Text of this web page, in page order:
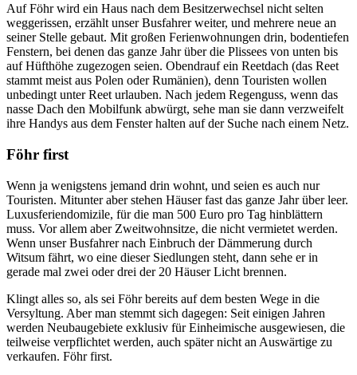
Auf Föhr wird ein Haus nach dem Besitzerwechsel nicht selten
weggerissen, erzählt unser Busfahrer weiter, und mehrere neue an
seiner Stelle gebaut. Mit großen Ferienwohnungen drin, bodentiefen
Fenstern, bei denen das ganze Jahr über die Plissees von unten bis
auf Hüfthöhe zugezogen seien. Obendrauf ein Reetdach (das Reet
stammt meist aus Polen oder Rumänien), denn Touristen wollen
unbedingt unter Reet urlauben. Nach jedem Regenguss, wenn das
nasse Dach den Mobilfunk abwürgt, sehe man sie dann verzweifelt
ihre Handys aus dem Fenster halten auf der Suche nach einem Netz.
Föhr first
Wenn ja wenigstens jemand drin wohnt, und seien es auch nur
Touristen. Mitunter aber stehen Häuser fast das ganze Jahr über leer.
Luxusferiendomizile, für die man 500 Euro pro Tag hinblättern
muss. Vor allem aber Zweitwohnsitze, die nicht vermietet werden.
Wenn unser Busfahrer nach Einbruch der Dämmerung durch
Witsum fährt, wo eine dieser Siedlungen steht, dann sehe er in
gerade mal zwei oder drei der 20 Häuser Licht brennen.
Klingt alles so, als sei Föhr bereits auf dem besten Wege in die
Versyltung. Aber man stemmt sich dagegen: Seit einigen Jahren
werden Neubaugebiete exklusiv für Einheimische ausgewiesen, die
teilweise verpflichtet werden, auch später nicht an Auswärtige zu
verkaufen. Föhr first.